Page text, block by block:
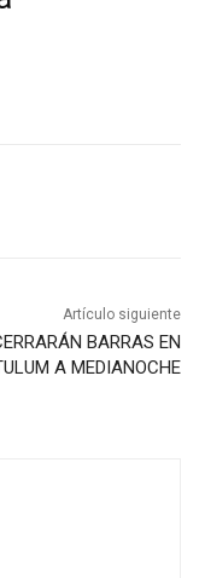
Artículo siguiente
BARRAS EN
A MEDIANOCHE